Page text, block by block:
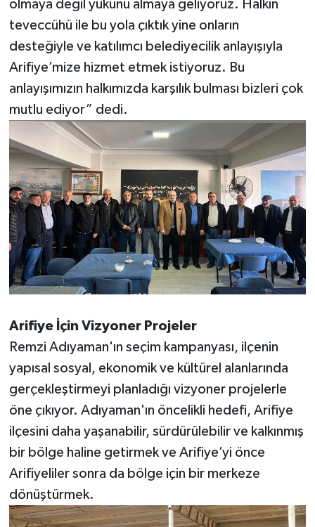
olmaya değil yükünü almaya geliyoruz. Halkın
teveccühü ile bu yola çıktık yine onların
desteğiyle ve katılımcı belediyecilik anlayışıyla
Arifiye’mize hizmet etmek istiyoruz. Bu
anlayışımızın halkımızda karşılık bulması bizleri çok
mutlu ediyor” dedi.
Arifiye İçin Vizyoner Projeler
Remzi Adıyaman'ın seçim kampanyası, ilçenin
yapısal sosyal, ekonomik ve kültürel alanlarında
gerçekleştirmeyi planladığı vizyoner projelerle
öne çıkıyor. Adıyaman'ın öncelikli hedefi, Arifiye
ilçesini daha yaşanabilir, sürdürülebilir ve kalkınmış
bir bölge haline getirmek ve Arifiye’yi önce
Arifiyeliler sonra da bölge için bir merkeze
dönüştürmek.